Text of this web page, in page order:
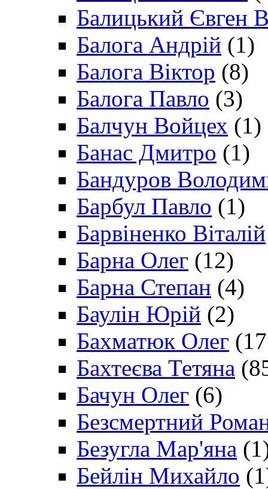
Балицький Євген
Балога Андрій (1)
Балога Віктор (8)
Балога Павло (3)
Балчун Войцех (1)
Банас Дмитро (1)
Бандуров
Барбул Павло (1)
Барвіненко Віталій
Барна Олег (12)
Барна Степан (4)
Баулін Юрій (2)
Бахматюк Олег
Бахтеєва Тетяна
Бачун Олег (6)
Безсмертний
Безугла Мар'яна
Бейлін Михайло